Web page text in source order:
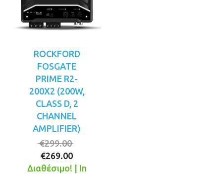
ROCKFORD
FOSGATE
PRIME R2-
200X2 (200W,
CLASS D, 2
CHANNEL
AMPLIFIER)
€299.00
was:
€269.00
τρέχουσα
Διαθέσιμο! | In